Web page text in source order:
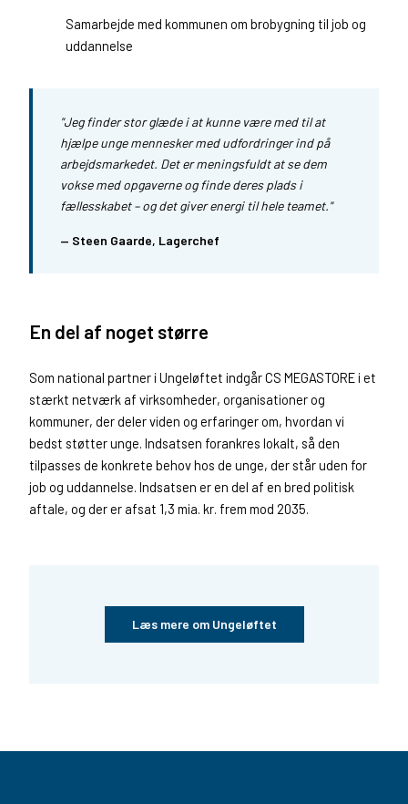
Samarbejde med kommunen om brobygning til job og
uddannelse
"Jeg finder stor glæde i at kunne være med til at
hjælpe unge mennesker med udfordringer ind på
arbejdsmarkedet. Det er meningsfuldt at se dem
vokse med opgaverne og finde deres plads i
fællesskabet – og det giver energi til hele teamet."
— Steen Gaarde, Lagerchef
En del af noget større
Som national partner i Ungeløftet indgår CS MEGASTORE i et
stærkt netværk af virksomheder, organisationer og
kommuner, der deler viden og erfaringer om, hvordan vi
bedst støtter unge. Indsatsen forankres lokalt, så den
tilpasses de konkrete behov hos de unge, der står uden for
job og uddannelse. Indsatsen er en del af en bred politisk
aftale, og der er afsat 1,3 mia. kr. frem mod 2035.
Læs mere om Ungeløftet